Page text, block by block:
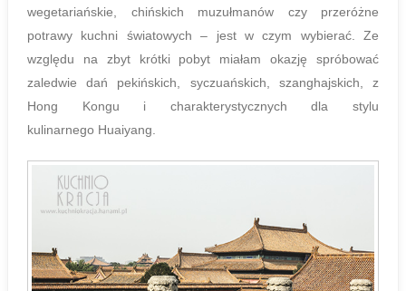
wegetariańskie, chińskich muzułmanów czy przeróżne
potrawy kuchni światowych – jest w czym wybierać. Ze
względu na zbyt krótki pobyt miałam okazję spróbować
zaledwie dań pekińskich, syczuańskich, szanghajskich, z
Hong Kongu i charakterystycznych dla stylu
kulinarnego Huaiyang.